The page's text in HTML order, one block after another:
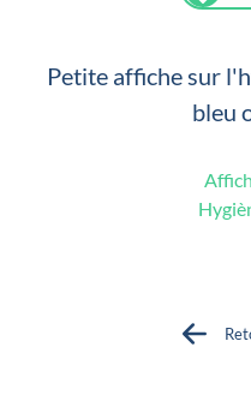
Petite affiche sur
bleu